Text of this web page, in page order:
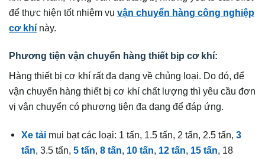
để thực hiện tốt nhiệm vụ vận chuyển hàng công nghiệp
cơ khínày.
Phương tiện vận chuyển hàng thiết bịp cơ khí:
Hàng thiết bị cơ khí rất đa dạng về chủng loại. Do đó, để
vận chuyển hàng thiết bị cơ khí chất lượng thì yêu cầu đơn
vị vận chuyển có phương tiện đa dạng để đáp ứng.
Xe tải mui bạt các loại: 1 tấn, 1.5 tấn, 2 tấn, 2.5 tấn,3
tấn, 3.5 tấn,5 tấn,8 tấn, 10 tấn, 12 tấn, 15 tấn, 18